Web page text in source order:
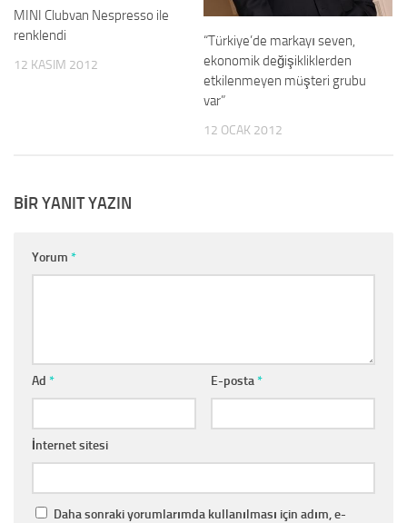
MINI Clubvan Nespresso ile
renklendi
12 KASIM 2012
“Türkiye’de markayı seven,
ekonomik değişikliklerden
etkilenmeyen müşteri grubu
var”
12 OCAK 2012
BIR YANIT YAZIN
Yorum *
Ad * E-posta*
İnternet sitesi
Daha sonraki yorumlarımda kullanılması için adım, e-